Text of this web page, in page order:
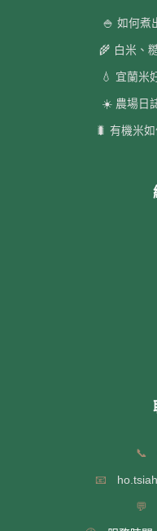
🍚 如何煮
🌾 白米、
💧 宜蘭米
☀️ 農場日
🐛 有機米
📞
📧
💬